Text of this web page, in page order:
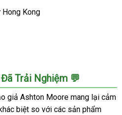
Hong Kong
Trải Nghiệm 💬
giả Ashton Moore mang lại cảm
biệt so với các sản phẩm